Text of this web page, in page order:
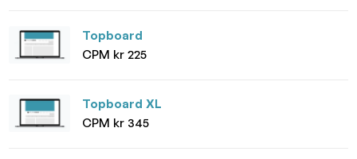
Topboard
CPM kr 225
Topboard XL
CPM kr 345